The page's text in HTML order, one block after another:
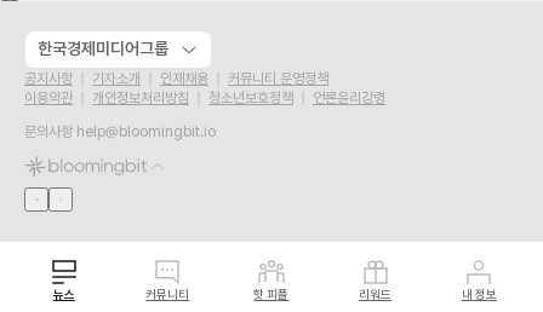
한국경제미디어그룹
공지사항 기자소개 인재채용
커뮤니티 운영정책
이용약관
개인정보처리방침 청소년보호정책
언론윤리강령
문의사항 help@bloomingbit.io
뉴스 커뮤니티 핫 피플 리워드 내 정보